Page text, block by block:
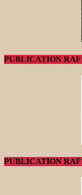
PUBLICATION RAF
PUBLICATION